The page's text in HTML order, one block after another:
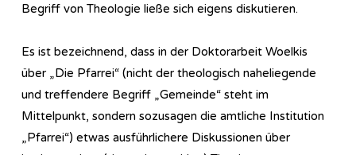
Begriff von Theologie ließe sich eigens diskutieren.
Es ist bezeichnend, dass in der Doktorarbeit Woelkis
über „Die Pfarrei“ (nicht der theologisch naheliegende
und treffendere Begriff „Gemeinde“ steht im
Mittelpunkt, sondern sozusagen die amtliche Institution
„Pfarrei“) etwas ausführlichere Diskussionen über